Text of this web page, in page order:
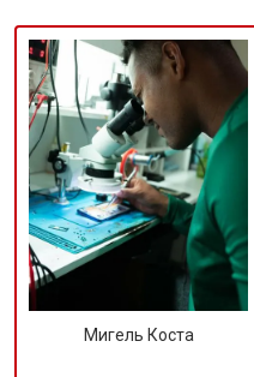
Мигель Коста